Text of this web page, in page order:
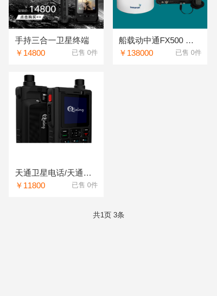
手持三合一卫星终端
￥14800
已售 0件
船载动中通FX500 卫星电话/数据终端
￥138000
已售 0件
天通卫星电话/天通一号卫星产品/中国人自己的卫星/全国覆盖BD+GPS定位功能/防护IP66/高话音质量轻巧便携
￥11800
已售 0件
共1页 3条